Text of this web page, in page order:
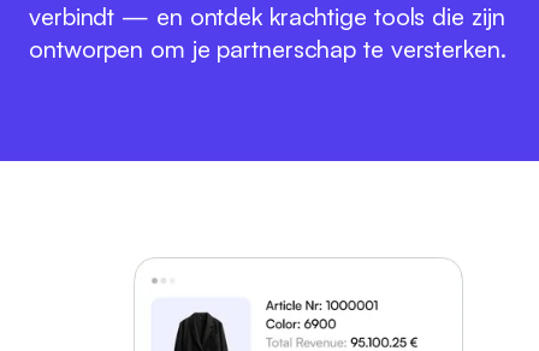
verbindt — en ontdek krachtige tools die zijn
ontworpen om je partnerschap te versterken.